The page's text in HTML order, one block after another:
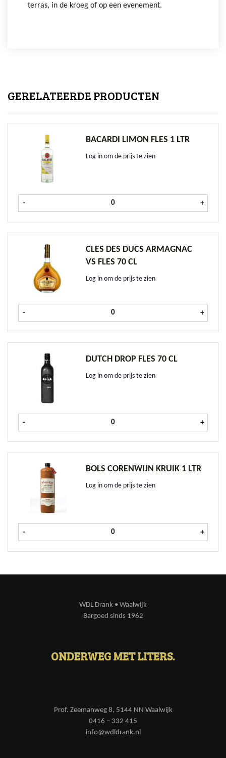
terras, in de kroeg of op een evenement.
GERELATEERDE PRODUCTEN
BACARDI LIMON FLES 1 LTR
Log in om de prijs te zien
- Bacardi Limon fles 1 ltr aantal
+
CLES DES DUCS ARMAGNAC
VS FLES 70 CL
Log in om de prijs te zien
- Cles des Ducs Armagnac VS fles 70
+
DUTCH DROP FLES 70 CL
Log in om de prijs te zien
- Dutch Drop fles 70 cl aantal +
BOLS CORENWIJN KRUIK 1 LTR
Log in om de prijs te zien
- Bols Corenwijn kruik 1 ltr aantal
+
WDL Drank • Waalwijk
Bargoed sinds 1962
ONDERWEG MET LITERS.
Prof. Zeemanweg 8, 5144 NN Waalwijk
0416 – 332 415
info@wdldrank.nl